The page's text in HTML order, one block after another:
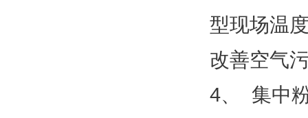
型现场温
改善空气
4、
集中